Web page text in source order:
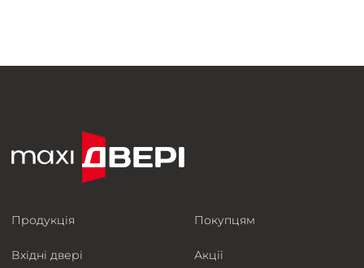
Продукція
Вхідні двері
Покупцям
Акції